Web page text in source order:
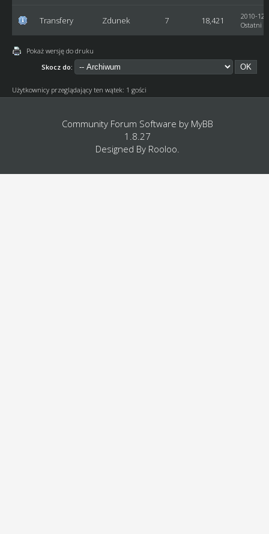
Transfery Zdunek 7 18,421
2010-12-
Ostatni
Pokaż wersję do druku
Skocz do:
Użytkownicy przeglądający ten wątek: 1 gości
Community Forum Software by MyBB
1.8.27
Designed By Rooloo.